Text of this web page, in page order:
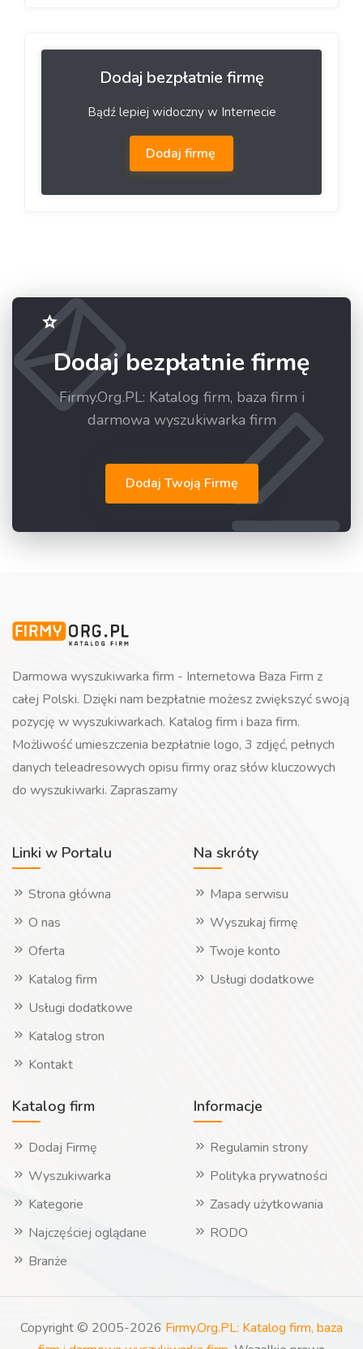
Dodaj bezpłatnie firmę
Bądź lepiej widoczny w Internecie
Dodaj firmę
Dodaj bezpłatnie firmę
Firmy.Org.PL: Katalog firm, baza firm i
darmowa wyszukiwarka firm
Dodaj Twoją Firmę
Darmowa wyszukiwarka firm - Internetowa Baza Firm z
całej Polski. Dzięki nam bezpłatnie możesz zwiększyć swoją
pozycję w wyszukiwarkach. Katalog firm i baza firm.
Możliwość umieszczenia bezpłatnie logo, 3 zdjęć, pełnych
danych teleadresowych opisu firmy oraz słów kluczowych
do wyszukiwarki. Zapraszamy
Linki w Portalu
Strona główna
O nas
Oferta
Katalog firm
Usługi dodatkowe
Katalog stron
Kontakt
Na skróty
Mapa serwisu
Wyszukaj firmę
Twoje konto
Usługi dodatkowe
Katalog firm
Dodaj Firmę
Wyszukiwarka
Kategorie
Najczęściej oglądane
Branże
Informacje
Regulamin strony
Polityka prywatności
Zasady użytkowania
RODO
Copyright © 2005-2026 Firmy.Org.PL: Katalog firm, baza